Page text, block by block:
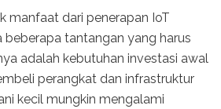
manfaat dari penerapan IoT
beberapa tantangan yang harus
adalah kebutuhan investasi awal
perangkat dan infrastruktur
kecil mungkin mengalami